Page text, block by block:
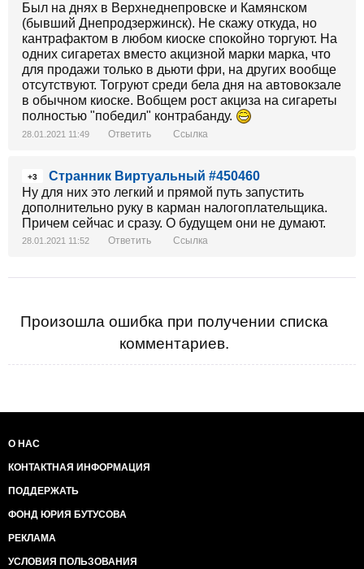
Был на днях в Верхнеднепровске и Камянском
(бывший Днепродзержинск). Не скажу откуда, но
кантрафактом в любом киоске спокойно торгуют. На
одних сигаретах вместо акцизной марки марка, что
для продажи только в дьюти фри, на других вообще
отсутствуют. Тогруют среди бела дня на автовокзале
в обычном киоске. Вобщем рост акциза на сигареты
полностью "победил" контрабанду.
28.01.2021 11:49 Ответить Ссылка
+3
Странник Виртуальный #450460
Ну для них это легкий и прямой путь запустить
дополнительно руку в карман налогоплательщика.
Причем сейчас и сразу. О будущем они не думают.
28.01.2021 11:52 Ответить Ссылка
Произошла ошибка при получении списка
комментариев.
О НАС
КОНТАКТНАЯ ИНФОРМАЦИЯ
ПОДДЕРЖАТЬ
ФОНД ЮРИЯ БУТУСОВА
РЕКЛАМА
УСЛОВИЯ ПОЛЬЗОВАНИЯ